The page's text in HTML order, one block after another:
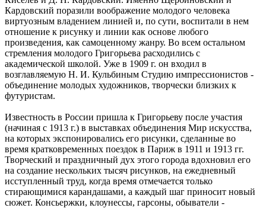
Кардовский поразили воображение молодого человека
виртуозным владением линией и, по сути, воспитали в нем
отношение к рисунку и линии как основе любого
произведения, как самоценному жанру. Во всем остальном
стремления молодого Григорьева расходились с
академической школой. Уже в 1909 г. он входил в
возглавляемую Н. И. Кульбиным Студию импрессионистов -
объединение молодых художников, творчески близких к
футуристам.
Известность в России пришла к Григорьеву после участия
(начиная с 1913 г.) в выставках объединения Мир искусства,
на которых экспонировались его рисунки, сделанные во
время кратковременных поездок в Париж в 1911 и 1913 гг.
Творческий и праздничный дух этого города вдохновил его
на создание нескольких тысяч рисунков, на ежедневный
исступленный труд, когда время отмечается только
стирающимися карандашами, а каждый шаг приносит новый
сюжет. Консьержки, клоунессы, гарсоны, обыватели -